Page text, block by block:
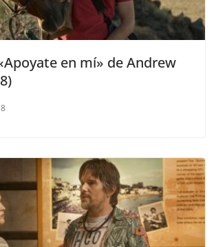
en mí» de Andrew